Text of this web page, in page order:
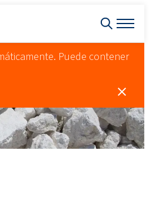
Puede contener